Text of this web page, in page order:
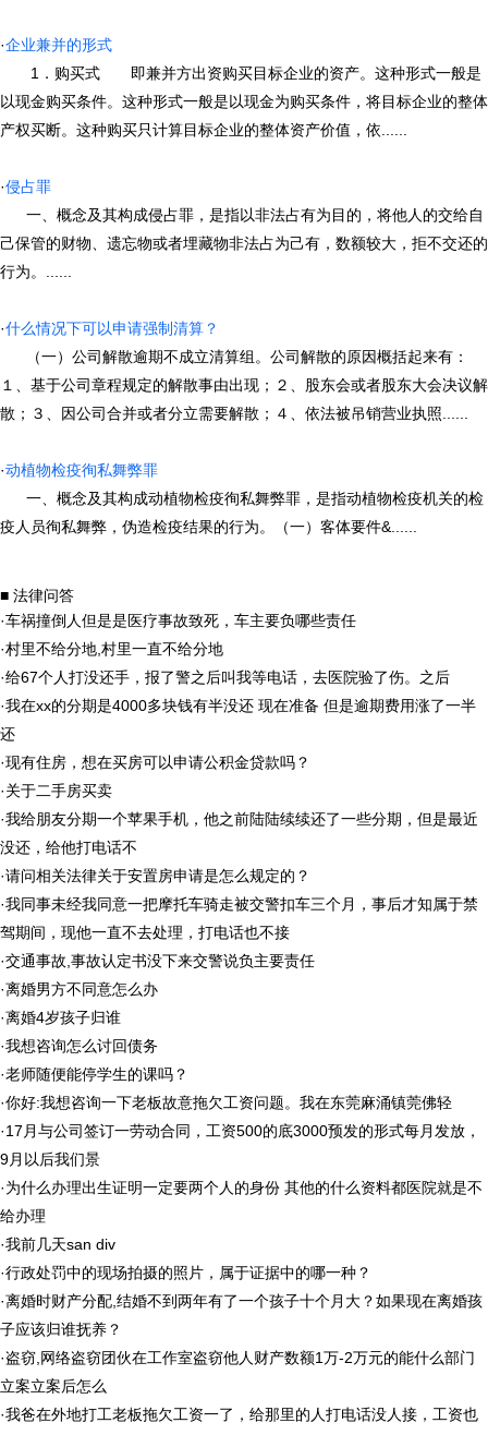
·企业兼并的形式
1．购买式 即兼并方出资购买目标企业的资产。这种形式一般是
以现金购买条件。这种形式一般是以现金为购买条件，将目标企业的整体
产权买断。这种购买只计算目标企业的整体资产价值，依......
·侵占罪
一、概念及其构成侵占罪，是指以非法占有为目的，将他人的交给自
己保管的财物、遗忘物或者埋藏物非法占为己有，数额较大，拒不交还的
行为。......
·什么情况下可以申请强制清算？
（一）公司解散逾期不成立清算组。公司解散的原因概括起来有：
１、基于公司章程规定的解散事由出现；２、股东会或者股东大会决议解
散；３、因公司合并或者分立需要解散；４、依法被吊销营业执照......
·动植物检疫徇私舞弊罪
一、概念及其构成动植物检疫徇私舞弊罪，是指动植物检疫机关的检
疫人员徇私舞弊，伪造检疫结果的行为。（一）客体要件&......
■ 法律问答
·车祸撞倒人但是是医疗事故致死，车主要负哪些责任
·村里不给分地,村里一直不给分地
·给67个人打没还手，报了警之后叫我等电话，去医院验了伤。之后
·我在xx的分期是4000多块钱有半没还 现在准备 但是逾期费用涨了一半
还
·现有住房，想在买房可以申请公积金贷款吗？
·关于二手房买卖
·我给朋友分期一个苹果手机，他之前陆陆续续还了一些分期，但是最近
没还，给他打电话不
·请问相关法律关于安置房申请是怎么规定的？
·我同事未经我同意一把摩托车骑走被交警扣车三个月，事后才知属于禁
驾期间，现他一直不去处理，打电话也不接
·交通事故,事故认定书没下来交警说负主要责任
·离婚男方不同意怎么办
·离婚4岁孩子归谁
·我想咨询怎么讨回债务
·老师随便能停学生的课吗？
·你好:我想咨询一下老板故意拖欠工资问题。我在东莞麻涌镇莞佛轻
·17月与公司签订一劳动合同，工资500的底3000预发的形式每月发放，
9月以后我们景
·为什么办理出生证明一定要两个人的身份 其他的什么资料都医院就是不
给办理
·我前几天san div
·行政处罚中的现场拍摄的照片，属于证据中的哪一种？
·离婚时财产分配,结婚不到两年有了一个孩子十个月大？如果现在离婚孩
子应该归谁抚养？
·盗窃,网络盗窃团伙在工作室盗窃他人财产数额1万-2万元的能什么部门
立案立案后怎么
·我爸在外地打工老板拖欠工资一了，给那里的人打电话没人接，工资也